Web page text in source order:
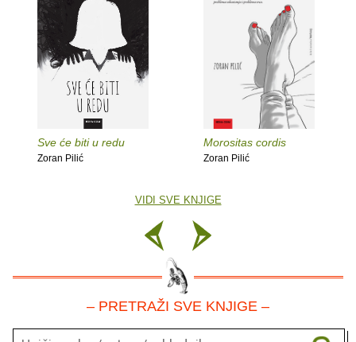
Sve će biti u redu
Zoran Pilić
Morositas cordis
Zoran Pilić
VIDI SVE KNJIGE
– PRETRAŽI SVE KNJIGE –